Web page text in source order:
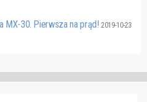
MX-30. Pierwsza na prąd!2019-10-23